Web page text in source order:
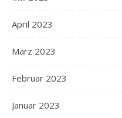
April 2023
März 2023
Februar 2023
Januar 2023